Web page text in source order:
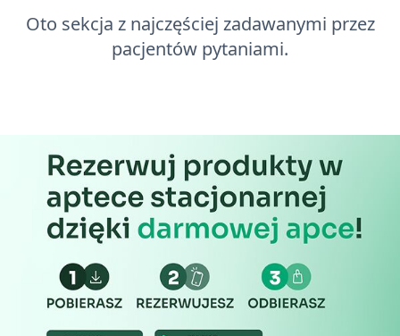
Oto sekcja z najczęściej zadawanymi przez
pacjentów pytaniami.